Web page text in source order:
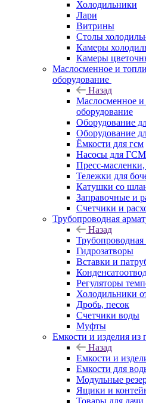
Холодильники
Лари
Витрины
Столы
Камеры
Камеры
Маслосменное и
оборудование
Назад
Маслосменное и
оборудование
Оборудование
Оборудование
Ёмкости для гсм
Насосы для ГСМ
Пресс-
Тележки для
Катушки со
Заправочные и
Счетчики и
Трубопроводная
Назад
Трубопроводная
Гидрозатворы
Вставки и
Регуляторы
Холодильники
Дробь, песок
Счетчики воды
Муфты
Емкости и изделия из
Назад
Емкости и
Емкости для
Модульные
Ящики и
Товары для дачи